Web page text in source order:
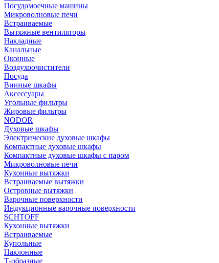
Посудомоечные машины
Микроволновые печи
Встраиваемые
Вытяжные вентиляторы
Накладные
Канальные
Оконные
Воздухоочистители
Посуда
Винные шкафы
Аксессуары
Угольные фильтры
Жировые фильтры
NODOR
Духовые шкафы
Электрические духовые шкафы
Компактные духовые шкафы
Компактные духовые шкафы с паром
Микроволновые печи
Кухонные вытяжки
Встраиваемые вытяжки
Островные вытяжки
Варочные поверхности
Индукционные варочные поверхности
SCHTOFF
Кухонные вытяжки
Встраиваемые
Купольные
Наклонные
Т-образные